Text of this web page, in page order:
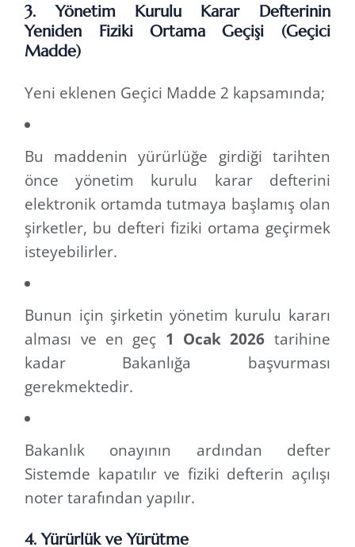
3. Yönetim Kurulu Karar Defterinin
Yeniden Fiziki Ortama Geçişi (Geçici
Madde)
Yeni eklenen Geçici Madde 2 kapsamında;
Bu maddenin yürürlüğe girdiği tarihten
önce yönetim kurulu karar defterini
elektronik ortamda tutmaya başlamış olan
şirketler, bu defteri fiziki ortama geçirmek
isteyebilirler.
Bunun için şirketin yönetim kurulu kararı
alması ve en geç 1 Ocak 2026 tarihine
kadar Bakanlığa başvurması
gerekmektedir.
Bakanlık onayının ardından defter
Sistemde kapatılır ve fiziki defterin açılışı
noter tarafından yapılır.
4. Yürürlük ve Yürütme